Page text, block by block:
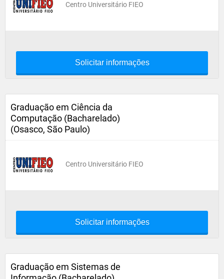
Centro Universitário FIEO
Solicitar informações
Graduação em Ciência da
Computação (Bacharelado)
(Osasco, São Paulo)
Centro Universitário FIEO
Solicitar informações
Graduação em Sistemas de